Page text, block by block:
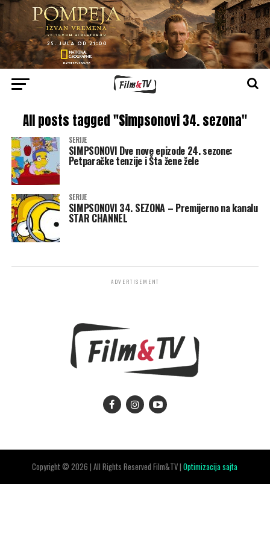
All posts tagged "Simpsonovi 34. sezona"
SERIJE
SIMPSONOVI Dve nove epizode 24. sezone:
Petparačke tenzije i Šta žene žele
SERIJE
SIMPSONOVI 34. SEZONA – Premijerno na kanalu
STAR CHANNEL
ADVERTISEMENT
Copyright © 2026 | All Rights Reserved Film&TV |Optimizacija sajta